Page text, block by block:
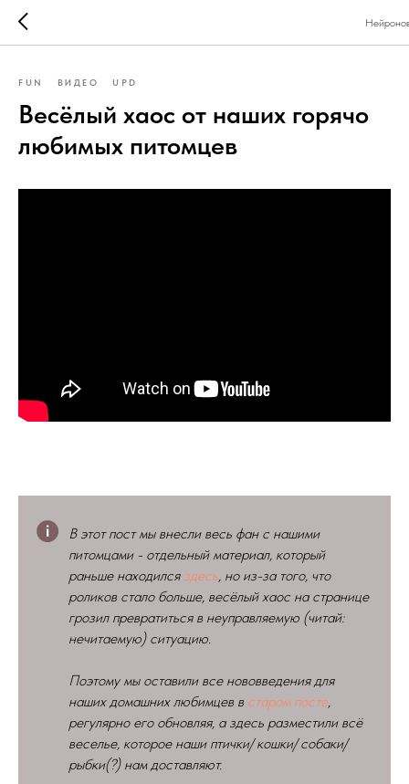
FUN ВИДЕО UPD
Весёлый хаос от наших горячо
любимых питомцев
В этот пост мы внесли весь фан с нашими
питомцами - отдельный материал, который
раньше находился здесь , но из-за того, что
роликов стало больше, весёлый хаос на странице
грозил превратиться в неуправляемую (читай:
нечитаемую) ситуацию.
Поэтому мы оставили все нововведения для
наших домашних любимцев в старом посте,
регулярно его обновляя, а здесь разместили всё
веселье, которое наши птички/ кошки/ собаки/
рыбки(?) нам доставляют.